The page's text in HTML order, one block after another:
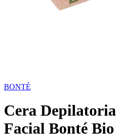
BONTÉ
Cera
Facial Bonté